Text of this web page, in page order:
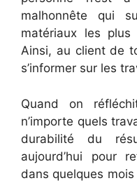
malhonnête qui
matériaux les
Ainsi, au client de
s’informer sur les
Quand on
n’importe quels
durabilité du
aujourd’hui pour
dans quelques